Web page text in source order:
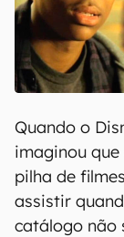
Quando o
imaginou
pilha de
assistir
catálogo não